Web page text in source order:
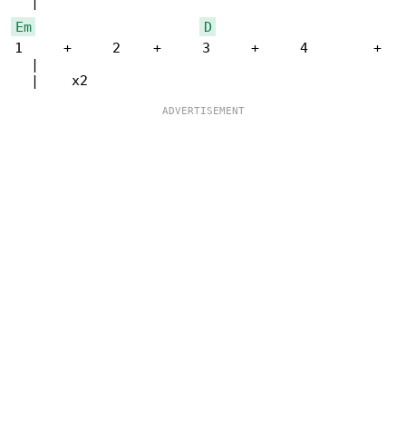
Em
D
1     +     2    +     3     +     4        +
  |